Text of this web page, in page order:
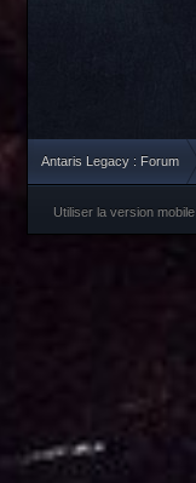
Antaris Legacy : Forum
Utiliser la version mobile